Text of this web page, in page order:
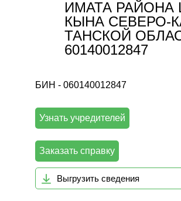
ИМАТА РАЙОНА
КЫНА СЕВЕРО-
ТАНСКОЙ
60140012847
БИН - 060140012847
Узнать учредителей
Заказать справку
Выгрузить сведения